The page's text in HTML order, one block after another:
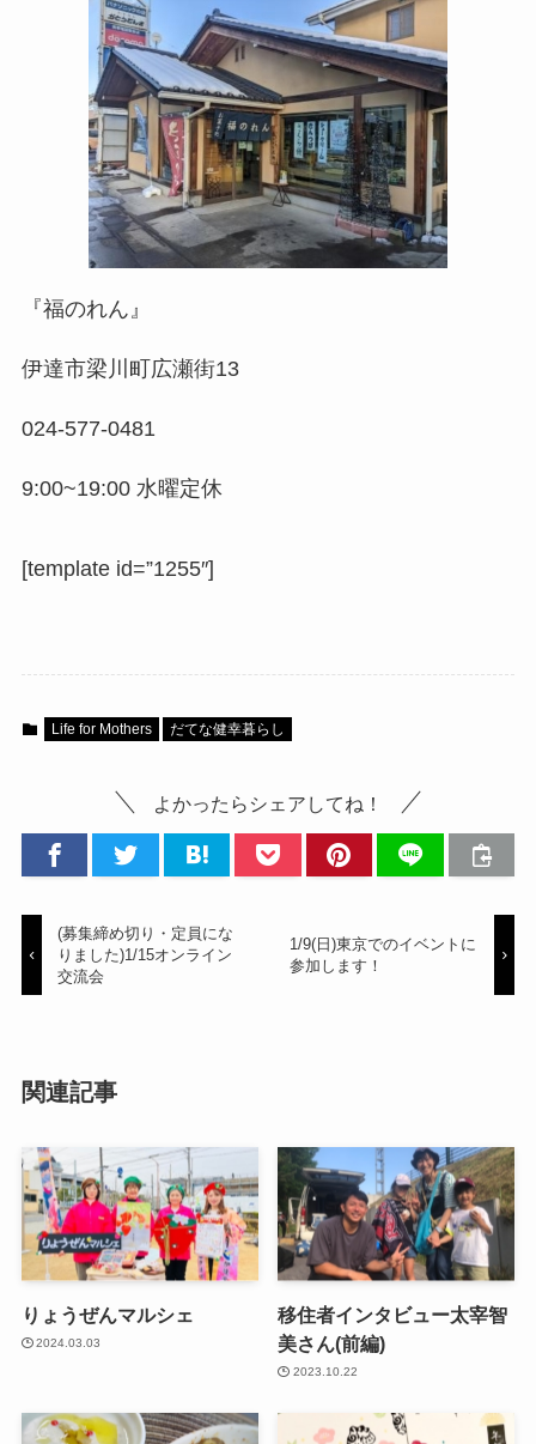
『福のれん』
伊達市梁川町広瀬街13
024-577-0481
9:00~19:00 水曜定休
[template id=”1255″]
Life for Mothers だてな健幸暮らし
よかったらシェアしてね！
(募集締め切り・定員にな
りました)1/15オンライン
交流会
1/9(日)東京でのイベントに
参加します！
関連記事
りょうぜんマルシェ
2024.03.03
移住者インタビュー太宰智
美さん(前編)
2023.10.22